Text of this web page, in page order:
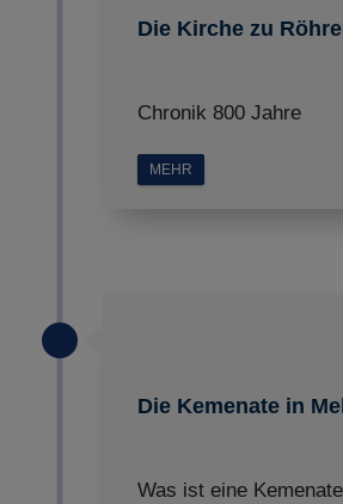
Die Kirche zu
Chronik 800 Jahre
MEHR
Die Kemenate in
Was ist eine